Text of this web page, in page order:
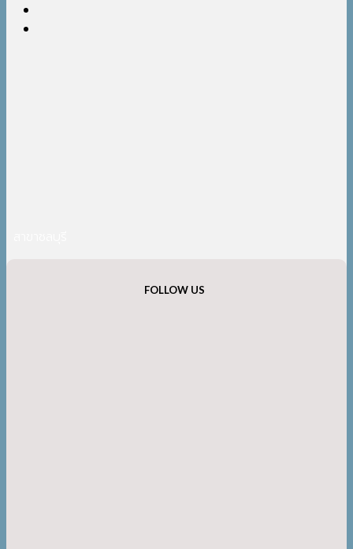
FOLLOW US